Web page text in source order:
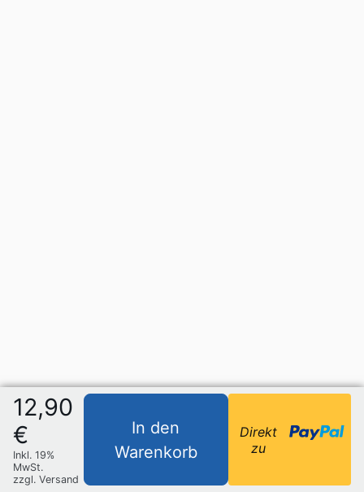
12,90
€
Inkl. 19%
MwSt.
zzgl. Versand
In den
Warenkorb
Direkt
zu